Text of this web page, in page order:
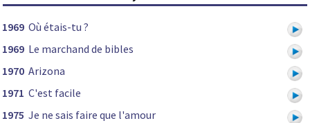
1969 Où étais-tu ?
1969 Le marchand de bibles
1970 Arizona
1971 C'est facile
1975 Je ne sais faire que l'amour